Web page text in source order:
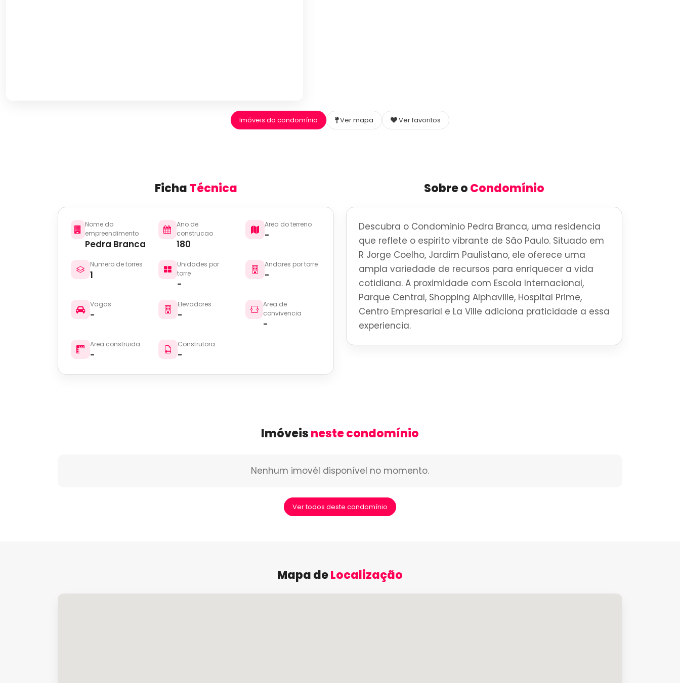
Imóveis do condomínio Ver mapa Ver favoritos
FichaTécnica
Nome do
empreendimento
Pedra Branca
Ano de
construcao
180
Area do terreno
-
Numero de torres
1
Unidades por
torre
-
Andares por torre
-
Vagas
-
Elevadores
-
Area de
convivencia
-
Area construida
-
Construtora
-
Sobre oCondomínio
Descubra o Condominio Pedra Branca, uma residencia
que reflete o espirito vibrante de São Paulo. Situado em
R Jorge Coelho, Jardim Paulistano, ele oferece uma
ampla variedade de recursos para enriquecer a vida
cotidiana. A proximidade com Escola Internacional,
Parque Central, Shopping Alphaville, Hospital Prime,
Centro Empresarial e La Ville adiciona praticidade a essa
experiencia.
Imóveisneste condomínio
Nenhum imovél disponível no momento.
Ver todos deste condomínio
Mapa deLocalização